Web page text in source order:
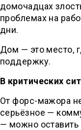
домочадцах
проблемах на
дни.
Дом — это место,
поддержку.
В критических
От форс-мажора
серьёзное —
— можно оставить